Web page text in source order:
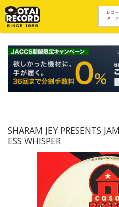
レコ
メニ
SHARAM JEY PRESENTS
ESS WHISPER